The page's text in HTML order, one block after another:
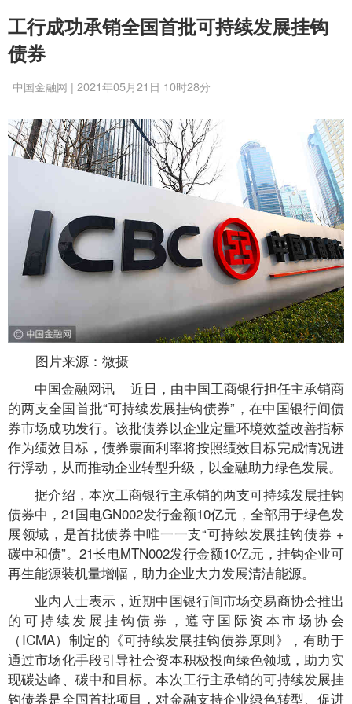
工行成功承销全国首批可持续发展挂钩
债券
中国金融网 | 2021年05月21日 10时28分
图片来源：微摄
中国金融网讯 近日，由中国工商银行担任主承销商
的两支全国首批“可持续发展挂钩债券”，在中国银行间债
券市场成功发行。该批债券以企业定量环境效益改善指标
作为绩效目标，债券票面利率将按照绩效目标完成情况进
行浮动，从而推动企业转型升级，以金融助力绿色发展。
据介绍，本次工商银行主承销的两支可持续发展挂钩
债券中，21国电GN002发行金额10亿元，全部用于绿色发
展领域，是首批债券中唯一一支“可持续发展挂钩债券 +
碳中和债”。21长电MTN002发行金额10亿元，挂钩企业可
再生能源装机量增幅，助力企业大力发展清洁能源。
业内人士表示，近期中国银行间市场交易商协会推出
的可持续发展挂钩债券，遵守国际资本市场协会
（ICMA）制定的《可持续发展挂钩债券原则》，有助于
通过市场化手段引导社会资本积极投向绿色领域，助力实
现碳达峰、碳中和目标。本次工行主承销的可持续发展挂
钩债券是全国首批项目，对金融支持企业绿色转型、促进